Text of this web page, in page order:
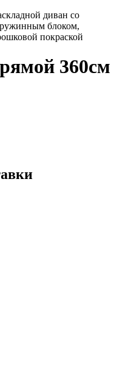
360см